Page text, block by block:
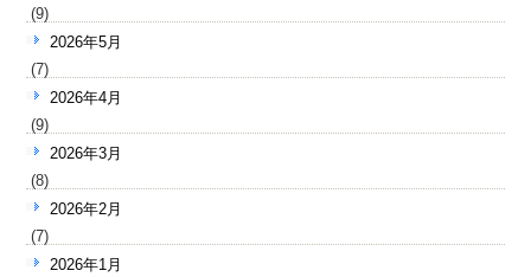
(9)
2026年5月
(7)
2026年4月
(9)
2026年3月
(8)
2026年2月
(7)
2026年1月